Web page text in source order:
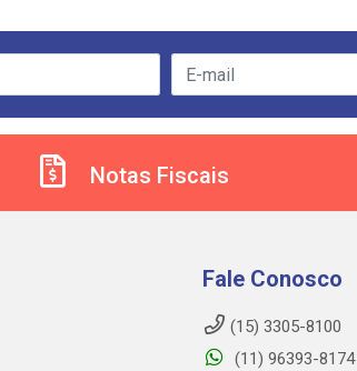
Notas Fiscais
Fale Conosco
(15) 3305-8100
(11) 96393-8174